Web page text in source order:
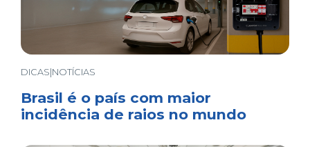
DICAS|NOTÍCIAS
Brasil é o país com maior
incidência de raios no mundo